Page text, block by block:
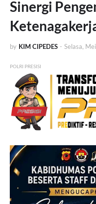
Sinergi
by KIM CIPEDES - Selasa,
POLRI PRESISI